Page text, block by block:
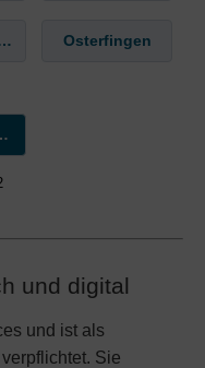
SH Osterfingen
»
und digital
und ist als
Sie